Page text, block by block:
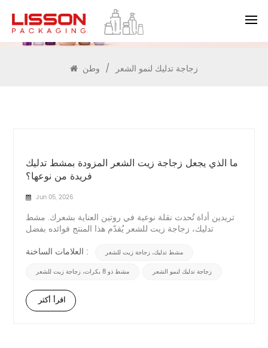
يبحث
/ زجاجة تدليك لنمو الشعر
ما الذي يجعل زجاجة زيت الشعر المزودة بمشط تدليك
فريدة من نوعها؟
Jun 05, 2026
تريدين أداة تُحدث نقلة نوعية في روتين العناية بشعرك. مشط
تدليك، زجاجة زيت للشعر يُقدّم هذا المنتج فوائده بفضل
الزجاجة وضع الزيوت المغذية مباشرةً على فروة رأسك مع
العلامات الساخنة :
مشط تدليك، زجاجة زيت للشعر
مشط ذو 8 بكرات، زجاجة زيت للشعر
زجاجة تدليك لنمو الشعر
اقرأ أكثر